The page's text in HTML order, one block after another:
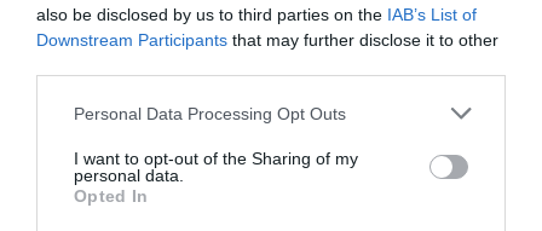
also be disclosed by us to third parties on the IAB’s List of
Downstream Participants that may further disclose it to other
Personal Data Processing Opt Outs
I want to opt-out of the Sharing of my
personal data.
Opted In
Start ups deportivas